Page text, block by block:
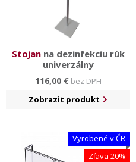
Stojanna dezinfekciu rúk
univerzálny
116,00 €bez DPH
Zobrazit produkt
Vyrobené v ČR
Zľava 20%